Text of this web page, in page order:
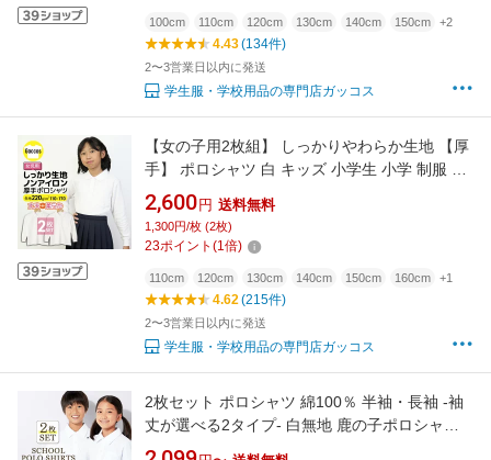
100cm 110cm 120cm 130cm 140cm 150cm +2
4.43(134件)
2〜3営業日以内に発送
学生服・学校用品の専門店ガッコス
【女の子用2枚組】 しっかりやわらか生地 【厚
手】 ポロシャツ 白 キッズ 小学生 小学 制服 学
生服 長袖 シャツ スクールポロシャツ 通学用 小
学生 学校用 小学生用 学校用 入学 通販 買い替
え スクール 高品質 安い 受験用 秋冬用ポロシャ
2,600 円 送料無料
1,300円/枚 (2枚)
23ポイント (1倍)
110cm 120cm 130cm 140cm 150cm 160cm +1
4.62(215件)
2〜3営業日以内に発送
学生服・学校用品の専門店ガッコス
2枚セット ポロシャツ 綿100％ 半袖・長袖 -袖
丈が選べる2タイプ- 白無地 鹿の子ポロシャツ
カノコポロシャツ スクールポロシャツ 子供用